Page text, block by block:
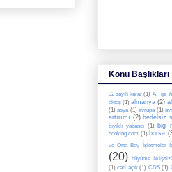
Konu Başlıkları
32 sayılı karar (1) A Tipi
aktaş (1) almanya (2)
(1) asya (1) avrupa (1)
artırımı (2) bedelsiz
bıyıklı yabancı (1) big
booking.com (1) borsa
ve Orta Boy İşletmeler
(20)
büyüme ile
(1) cari açık (1) CDS (1)